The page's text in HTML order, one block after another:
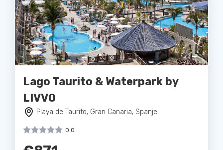
Lago Taurito & Waterpark by
LIVVO
Playa de Taurito, Gran Canaria, Spanje
0.0